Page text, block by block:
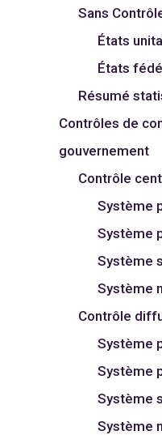
Sans
États
États
Résumé
Contrôles de
gouvernement
Contrôle
Système
Système
Système
Système
Contrôle
Système
Système
Système
Système